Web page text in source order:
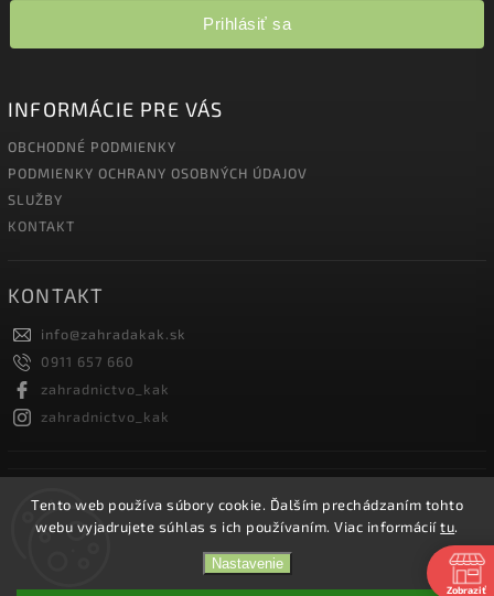
Tento web používa súbory cookie. Ďalším prechádzaním tohto
webu vyjadrujete súhlas s ich používaním. Viac informáciítu.
Nastavenie
Prihlásiť sa
INFORMÁCIE PRE VÁS
OBCHODNÉ PODMIENKY
PODMIENKY OCHRANY OSOBNÝCH ÚDAJOV
SLUŽBY
KONTAKT
KONTAKT
info@zahradakak.sk
0911 657 660
zahradnictvo_kak
zahradnictvo_kak
FACEBOOK
Zobraziť